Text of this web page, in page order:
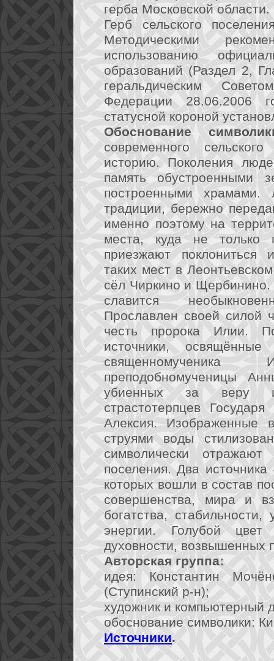
герба Московской области.
Герб сельского
Методическими
использованию
образований (Раздел 2,
геральдическим
Федерации 28.06.2006
статусной короной
Обоснование
современного
историю. Поколения
память обустроенными
построенными храмами.
традиции, бережно
именно поэтому на
места, куда не только
приезжают
таких мест в
сёл Чиркино и Щербинино.
славится
Прославлен своей силой
честь пророка Илии.
источники,
преподобномученицы
убиенных за веру и
страстотерпцев
Алексия.
струями воды
символически отражают
поселения. Два
которых вошли в состав
совершенства, мира и
богатства,
энергии. Голубой
духовности, возвышенных
Авторская группа:
идея: Константин
(Ступинский р-н);
художник и компьютерный
обоснование символики:
Источники.